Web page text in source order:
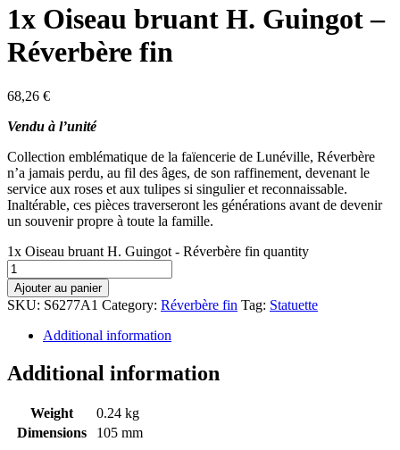
1x Oiseau bruant H. Guingot –
Réverbère fin
68,26 €
Vendu à l’unité
Collection emblématique de la faïencerie de Lunéville, Réverbère
n’a jamais perdu, au fil des âges, de son raffinement, devenant le
service aux roses et aux tulipes si singulier et reconnaissable.
Inaltérable, ces pièces traverseront les générations avant de devenir
un souvenir propre à toute la famille.
1x Oiseau bruant H. Guingot - Réverbère fin quantity
Ajouter au panier
SKU: S6277A1 Category: Réverbère fin Tag: Statuette
Additional information
Additional information
Weight
0.24 kg
Dimensions
105 mm